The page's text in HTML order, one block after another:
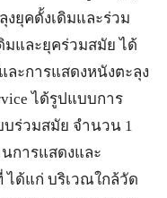
ยุคดั้งเดิมและร่วม
มและยุคร่วมสมัย ได้
ะการแสดงหนังตะลุง
ได้รูปแบบการ
ร่วมสมัย จำนวน 1
การแสดงและ
ด้แก่ บริเวณใกล้วัด